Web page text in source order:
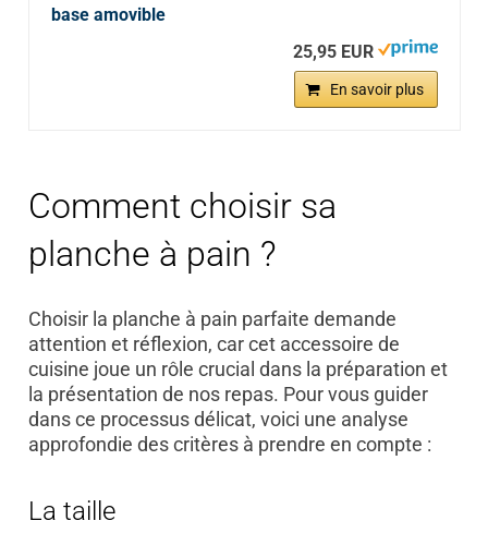
base amovible
25,95 EUR
En savoir plus
Comment choisir sa
planche à pain ?
Choisir la planche à pain parfaite demande
attention et réflexion, car cet accessoire de
cuisine joue un rôle crucial dans la préparation et
la présentation de nos repas. Pour vous guider
dans ce processus délicat, voici une analyse
approfondie des critères à prendre en compte :
La taille